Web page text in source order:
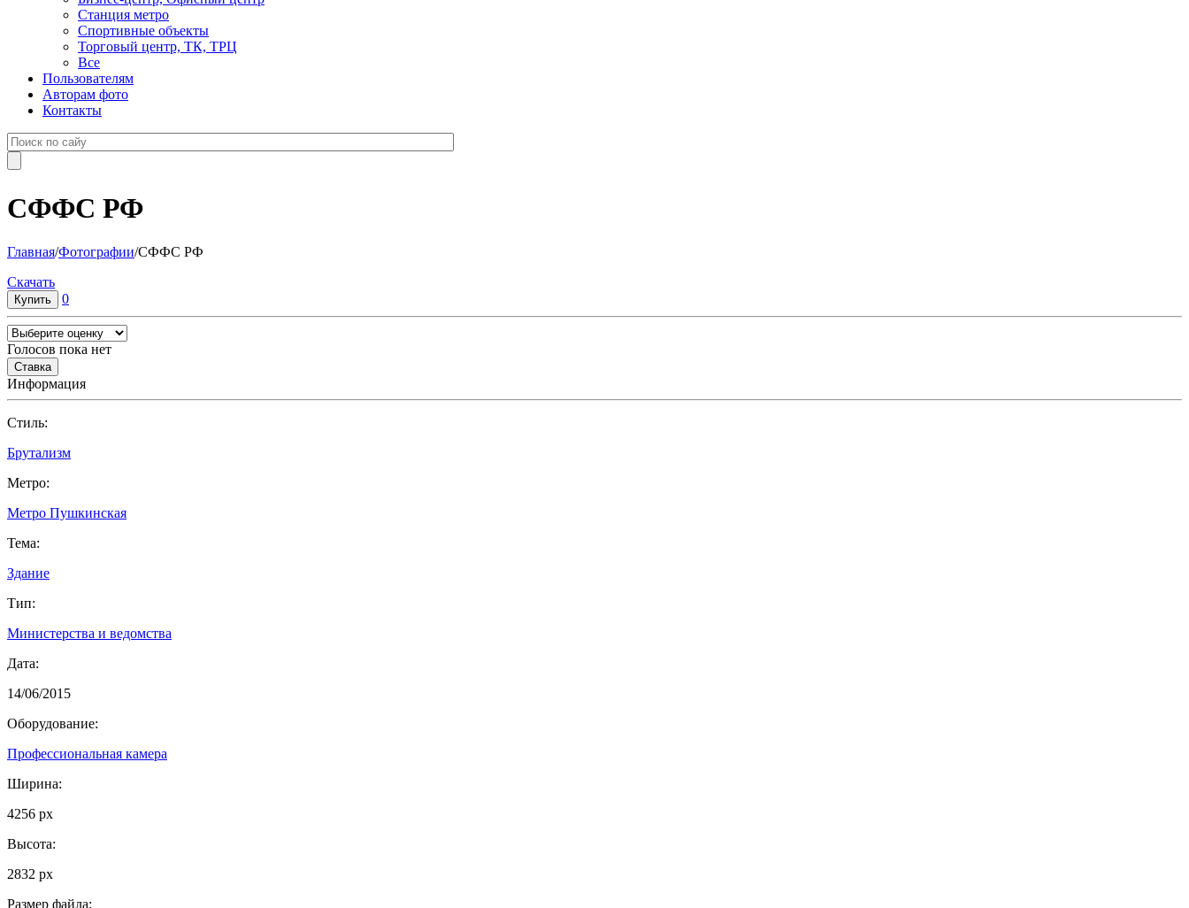
Станция метро
Спортивные объекты
Торговый центр, ТК, ТРЦ
Все
Пользователям
Авторам фото
Контакты
СФФС РФ
Главная/Фотографии/СФФС РФ
Cкачать
0
Голосов пока нет
Информация
Cтиль:
Брутализм
Метро:
Метро Пушкинская
Тема:
Здание
Тип:
Министерства и ведомства
Дата:
14/06/2015
Оборудование:
Профессиональная камера
Ширина:
4256 px
Высота:
2832 px
Размер файла: